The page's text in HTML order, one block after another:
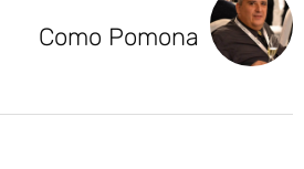
Como Pomona